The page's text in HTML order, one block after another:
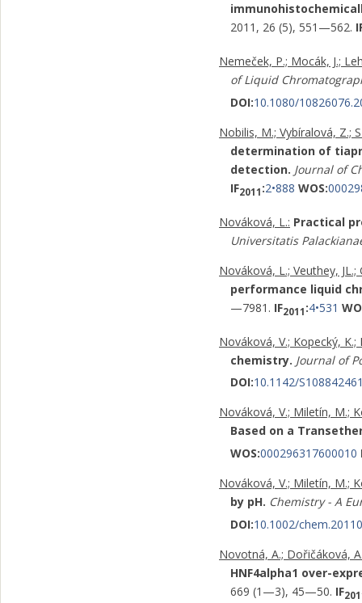
2011, 26 (5), 551—562.
Nemeček, P.; Mocák, J.;
of Liquid
DOI:10.1080/
Nobilis, M.; Vybíralová, Z.;
determination of
detection. Journal of
IF2011 :2•888 WOS:
Nováková, L.: Practical
Universitatis
Nováková, L.; Veuthey, JL.;
performance liquid
—7981. IF2011 :4•531
Nováková, V.; Kopecký,
chemistry. Journal of
DOI:10.1142/
Nováková, V.; Miletín, M.;
Based on a
WOS:000296317600010
Nováková, V.; Miletín, M.;
by pH. Chemistry - A
DOI:10.1002/
Novotná, A.; Dořičáková,
HNF4alpha1 over-
669 (1—3), 45—50. IF